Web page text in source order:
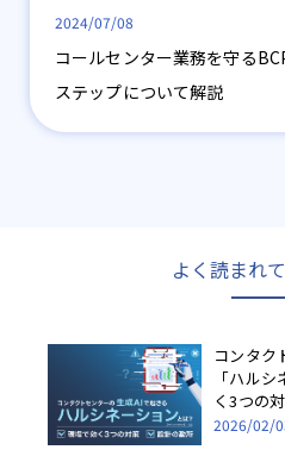
2024/07/08
コールセンター業務を守る
ステップについて解説
よく読まれ
コンタク
「ハル
く3つの
2026/02/